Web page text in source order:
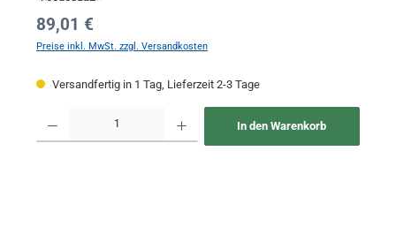
Regulärer Preis:
89,01 €
Preise inkl. MwSt. zzgl. Versandkosten
Versandfertig in 1 Tag, Lieferzeit 2-3 Tage
In den Warenkorb